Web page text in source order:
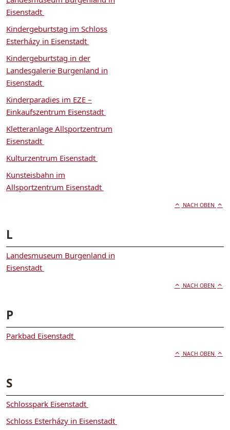
Eisenstadt
Kindergeburtstag im Schloss
Esterházy in Eisenstadt
Kindergeburtstag in der
Landesgalerie Burgenland in
Eisenstadt
Kinderparadies im EZE –
Einkaufszentrum Eisenstadt
Kletteranlage Allsportzentrum
Eisenstadt
Kulturzentrum Eisenstadt
Kunsteisbahn im
Allsportzentrum Eisenstadt
NACH OBEN
L
Landesmuseum Burgenland in
Eisenstadt
NACH OBEN
P
Parkbad Eisenstadt
NACH OBEN
S
Schlosspark Eisenstadt
Schloss Esterházy in Eisenstadt